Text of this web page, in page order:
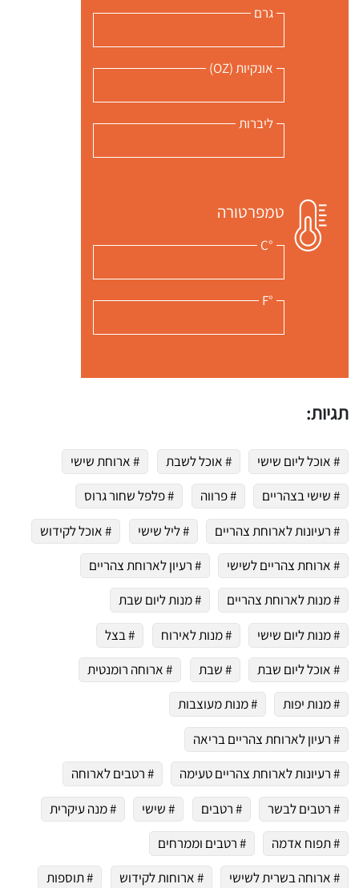
שלי "פודיק" כמנויים עוד היום!
גרם
אונקיות (OZ)
ליברות
טמפרטורה
°C
°F
תגיות:
# אוכל ליום שישי # אוכל לשבת
# ארוחת שישי
# שישי בצהריים
# פרווה
# פלפל שחור גרוס
# רעיונות לארוחת צהריים
# ליל שישי
# אוכל לקידוש
# ארוחת צהריים לשישי
# רעיון לארוחת צהריים
# מנות לארוחת צהריים
# מנות ליום שבת
# מנות ליום שישי
# מנות לאירוח
# בצל
# אוכל ליום שבת
# שבת
# ארוחה רומנטית
# מנות יפות
# מנות מעוצבות
# רעיון לארוחת צהריים בריאה
# רעיונות לארוחת צהריים טעימה
# רטבים לארוחה
# רטבים לבשר
# רטבים # שישי
# מנה עיקרית
# תפוח אדמה
# רטבים וממרחים
# ארוחה בשרית לשישי
# ארוחות לקידוש
# תוספות